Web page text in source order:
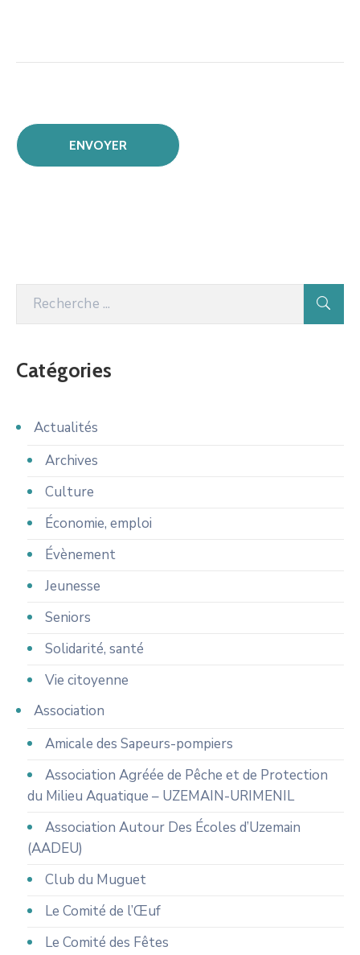
Catégories
Actualités
Archives
Culture
Économie, emploi
Évènement
Jeunesse
Seniors
Solidarité, santé
Vie citoyenne
Association
Amicale des Sapeurs-pompiers
Association Agréée de Pêche et de Protection
du Milieu Aquatique – UZEMAIN-URIMENIL
Association Autour Des Écoles d’Uzemain
(AADEU)
Club du Muguet
Le Comité de l’Œuf
Le Comité des Fêtes